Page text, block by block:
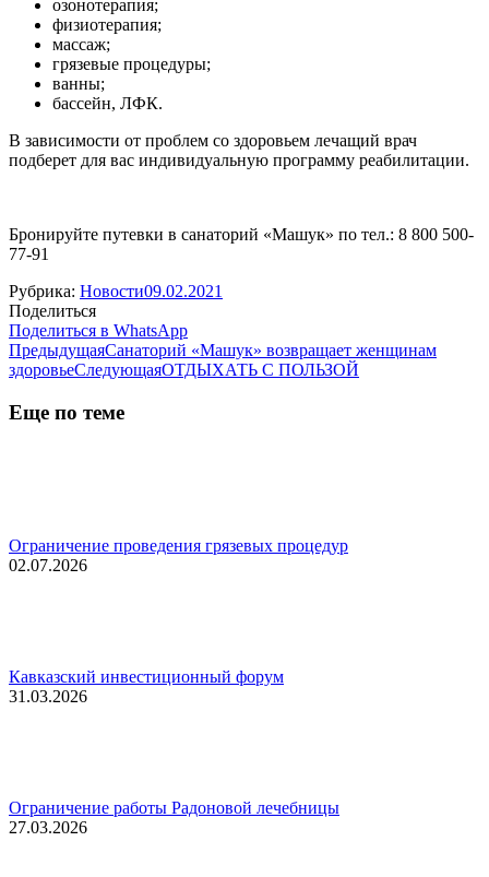
озонотерапия;
физиотерапия;
массаж;
грязевые процедуры;
ванны;
бассейн, ЛФК.
В зависимости от проблем со здоровьем лечащий врач
подберет для вас индивидуальную программу реабилитации.
Бронируйте путевки в санаторий «Машук» по тел.: 8 800 500-
77-91
Рубрика: Новости09.02.2021
Поделиться
Поделиться в WhatsAppПоделиться
в
WhatsApp
Навигация
по
записям
ПредыдущаяПредыдущая
запись:
Санаторий «Машук» возвращает женщинам
здоровьеСледующаяСледующая
ОТДЫХАТЬ С ПОЛЬЗОЙ
Еще по теме
Ограничение проведения грязевых процедур
02.07.2026
Кавказский инвестиционный форум
31.03.2026
Ограничение работы Радоновой лечебницы
27.03.2026